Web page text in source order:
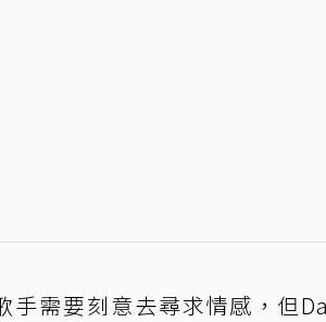
手需要刻意去尋求情感，但